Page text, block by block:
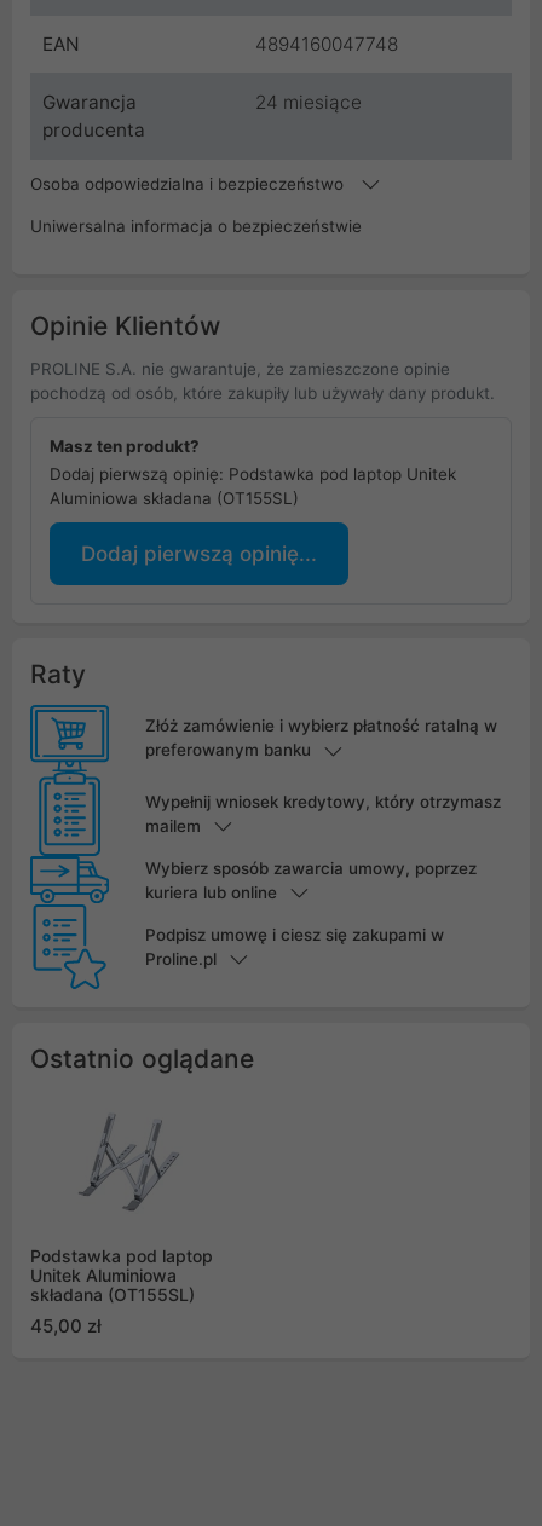
EAN 4894160047748
Gwarancja
producenta
24 miesiące
Osoba odpowiedzialna i bezpieczeństwo
Uniwersalna informacja o bezpieczeństwie
Opinie Klientów
PROLINE S.A. nie gwarantuje, że zamieszczone opinie
pochodzą od osób, które zakupiły lub używały dany produkt.
Masz ten produkt?
Dodaj pierwszą opinię: Podstawka pod laptop Unitek
Aluminiowa składana (OT155SL)
Dodaj pierwszą opinię...
Raty
Złóż zamówienie i wybierz płatność ratalną w
preferowanym banku
Wypełnij wniosek kredytowy, który otrzymasz
mailem
Wybierz sposób zawarcia umowy, poprzez
kuriera lub online
Podpisz umowę i ciesz się zakupami w
Proline.pl
Ostatnio oglądane
Podstawka pod laptop
Unitek Aluminiowa
składana (OT155SL)
45,00 zł